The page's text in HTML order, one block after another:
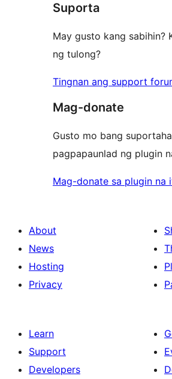
reviews
Suporta
May gusto kang sabihin?
ng tulong?
Tingnan ang support
Mag-donate
Gusto mo bang
pagpapaunlad ng plugin
Mag-donate sa plugin na
About
News
Hosting
Privacy
Learn
Support
Developers